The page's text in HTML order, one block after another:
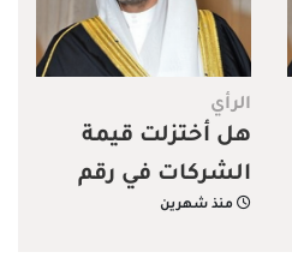
الرأي
هل أختزلت قيمة
الشركات في رقم
واحد؟
منذ شهرين